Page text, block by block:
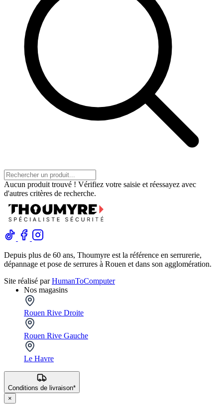
Aucun produit trouvé ! Vérifiez votre saisie et réessayez avec
d'autres critères de recherche.
Depuis plus de 60 ans, Thoumyre est la référence en serrurerie,
dépannage et pose de serrures à Rouen et dans son agglomération.
Site réalisé parHumanToComputer
Nos magasins
Rouen Rive Droite
Rouen Rive Gauche
Le Havre
Conditions de livraison*
×